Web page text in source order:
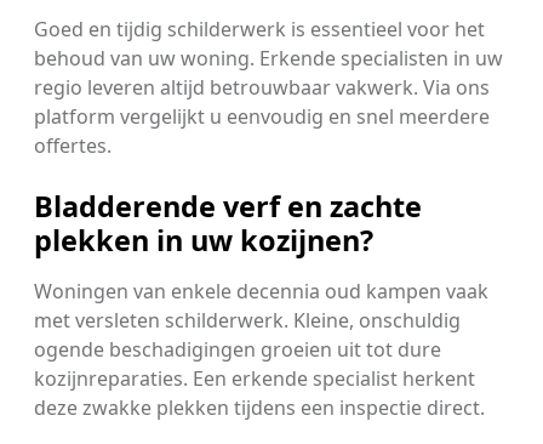
Goed en tijdig schilderwerk is essentieel voor het
behoud van uw woning. Erkende specialisten in uw
regio leveren altijd betrouwbaar vakwerk. Via ons
platform vergelijkt u eenvoudig en snel meerdere
offertes.
Bladderende verf en zachte
plekken in uw kozijnen?
Woningen van enkele decennia oud kampen vaak
met versleten schilderwerk. Kleine, onschuldig
ogende beschadigingen groeien uit tot dure
kozijnreparaties. Een erkende specialist herkent
deze zwakke plekken tijdens een inspectie direct.